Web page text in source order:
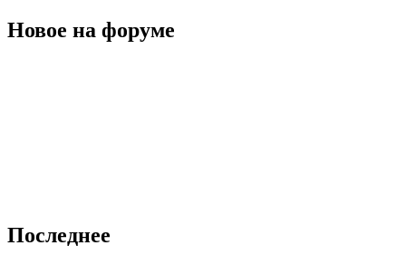
Новое на форуме
Последнее